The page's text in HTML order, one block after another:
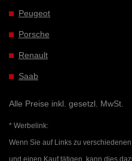
Peugeot
Porsche
Renault
Saab
Alle Preise inkl. gesetzl. MwSt.
* Werbelink:
Wenn Sie auf Links zu
und einen Kauf tätigen, kann dies